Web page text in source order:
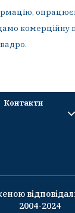
комерційну
Контакти
2004-2024